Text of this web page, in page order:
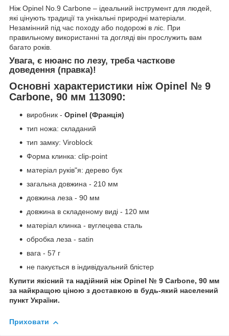
Ніж Opinel No.9 Carbone – ідеальний інструмент для людей,
які цінують традиції та унікальні природні матеріали.
Незамінний під час походу або подорожі в ліс. При
правильному використанні та догляді він прослужить вам
багато років.
Увага, є нюанс по лезу, треба часткове
доведення (правка)!
Основні характеристики ніж Opinel № 9
Carbone, 90 мм 113090:
виробник - Opinel (Франція)
тип ножа: складаний
тип замку: Viroblock
Форма клинка: clip-point
матеріал руків"я: дерево бук
загальна довжина - 210 мм
довжина леза - 90 мм
довжина в складеному виді - 120 мм
матеріал клинка - вуглецева сталь
обробка леза - satin
вага - 57 г
не пакується в індивідуальний блістер
Купити якісний та надійний ніж Opinel № 9 Carbone, 90 мм
за найкращою ціною з доставкою в будь-який населений
пункт України.
Приховати